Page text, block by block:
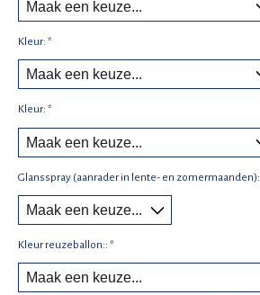
Kleur: *
Kleur: *
Glansspray (aanrader in lente- en zomermaanden):
Kleur reuzeballon:: *